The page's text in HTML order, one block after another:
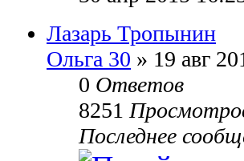
Лазарь Тропынин
Ольга 30 » 19 авг
0 Ответов
8251
Последнее